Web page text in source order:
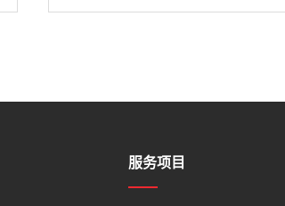
服务项目